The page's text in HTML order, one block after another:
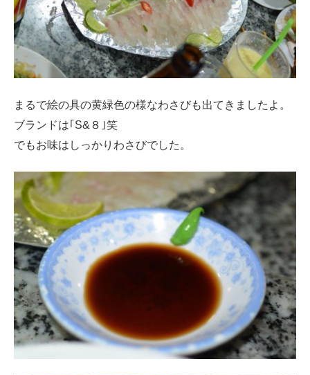
まるで絵の具の黄緑色の様なわさびも出てきましたよ。
ブランドは｢S&８｣笑
でもお味はしっかりわさびでした。